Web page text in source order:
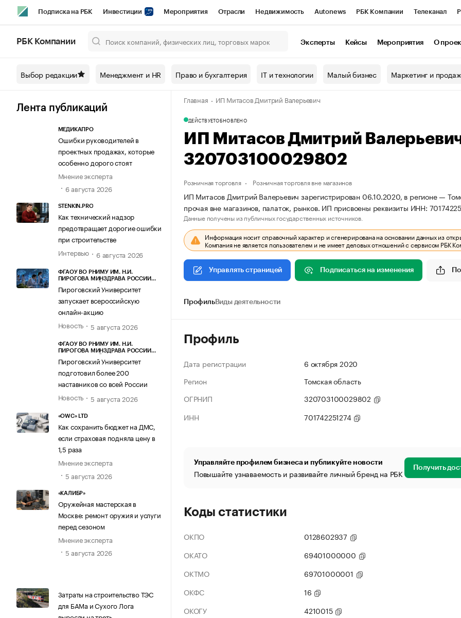
Подписка на РБК Инвестиции Мероприятия Отрасли Недвижимость Autonews РБК Компании Телеканал
Спецпроекты СПб Конференции СПб Спецпроекты Проверка контрагентов
Технологии и медиа Рынок наличной валюты
РБК Компании Эксперты Кейсы Мероприятия О
Выбор редакции Менеджмент и HR Право и бухгалтерия IT и технологии Малый бизнес Маркетинг и
Лента публикаций
МЕДИКАПРО
Ошибки руководителей в
проектных продажах, которые
особенно дорого стоят
Мнение эксперта
6 августа 2026
STENKIN.PRO
Как технический надзор
предотвращает дорогие ошибки
при строительстве
Интервью
6 августа 2026
ФГАОУ ВО РНИМУ ИМ. Н.И.
ПИРОГОВА МИНЗДРАВА РОССИИ
Пироговский Университет
запускает всероссийскую
онлайн-акцию
Новость
5 августа 2026
ФГАОУ ВО РНИМУ ИМ. Н.И.
ПИРОГОВА МИНЗДРАВА РОССИИ
Пироговский Университет
подготовил более 200
наставников со всей России
Новость
5 августа 2026
«OWC» LTD
Как сохранить бюджет на ДМС,
если страховая подняла цену в
1,5 раза
Мнение эксперта
5 августа 2026
«КАЛИБР»
Оружейная мастерская в
Москве: ремонт оружия и услуги
перед сезоном
Мнение эксперта
5 августа 2026
Затраты на строительство ТЭС
для БАМа и Сухого Лога
Главная ИП Митасов Дмитрий Валерьевич
ДЕЙСТВУЕТОБНОВЛЕНО
ИП Митасов Дмитрий
320703100029802
Розничная торговля Розничная торговля вне магазинов
ИП Митасов Дмитрий Валерьевич зарегистрирован 06.10.2020, в регионе —
прочая вне магазинов, палаток, рынков. ИП присвоены реквизиты ИНН:
Данные получены из публичных государственных источников.
Информация носит справочный характер и сгенерирована на основании данных из
Компания не является пользователем и не имеет деловых отношений с сервисом РБК
Управлять страницей Подписаться на изменения
ПрофильВиды деятельности
Профиль
Дата регистрации
6 октября 2020
Регион
Томская область
ОГРНИП
320703100029802
ИНН
701742251274
Управляйте профилем бизнеса и публикуйте новости
Повышайте узнаваемость и развивайте личный бренд на РБК Получить
Коды статистики
ОКПО
0128602937
ОКАТО
69401000000
ОКТМО
69701000001
ОКФС
16
ОКОГУ
4210015